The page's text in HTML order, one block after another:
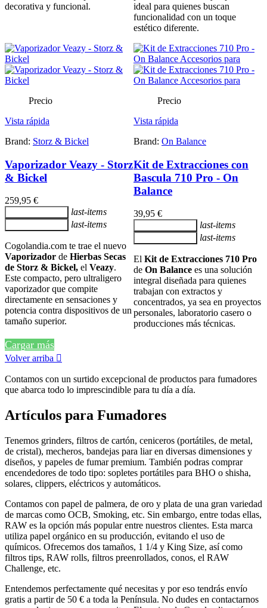
decorativa y funcional.
ideal para quienes buscan
funcionalidad con un toque
estético diferente.
Precio
Vista rápida
Brand: Storz & Bickel
Vaporizador Veazy - Storz
& Bickel
259,95 €
last-items
last-items
Cogolandia.com te trae el nuevo
Vaporizador de Hierbas Secas
de Storz & Bickel, el Veazy.
Este compacto, pero ultraligero
vaporizador que compite
directamente en sensaciones y
potencia contra dispositivos de un
tamaño superior.
Precio
Vista rápida
Brand: On Balance
Kit de Extracciones con
Bascula 710 Pro - On
Balance
39,95 €
last-items
last-items
El Kit de Extracciones 710 Pro
de On Balance es una solución
integral diseñada para quienes
trabajan con extractos y
concentrados, ya sea en proyectos
personales, laboratorio casero o
producciones más técnicas.
Cargar más
Volver arriba 
Contamos con un surtido excepcional de productos para fumadores
que abarca todo lo imprescindible para tu día a día.
Artículos para Fumadores
Tenemos grinders, filtros de cartón, ceniceros (portátiles, de metal,
de cristal), mecheros, bandejas para liar en diversas dimensiones y
diseños, y papeles de fumar premium. También podras comprar
encendedores de todo tipo: sopletes portátiles para BHO o shisha,
solares, clippers, eléctricos y automáticos.
Contamos con papel de palmera, de oro y plata de una gran variedad
de marcas como OCB, Smoking, etc. Sin embargo, entre todas ellas,
RAW es la opción más popular entre nuestros clientes. Esta marca
utiliza papel orgánico en su producción, evitando el uso de
químicos. Ofrecemos dos tamaños, 1 1/4 y King Size, así como
filtros tips, RAW rolls, filtros preenrollados, conos, el RAW
Challenge, etc.
Entendemos perfectamente qué necesitas y por eso tendrás envío
gratis a partir de 50 € a toda la Península. No dudes en contactarnos